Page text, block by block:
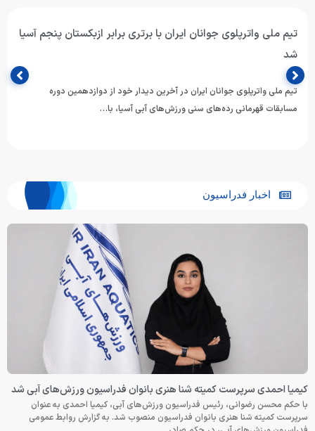
تیم ملی واترپلوی جوانان ایران با برتری برابر ازبکستان پنجم آسیا
شد
تیم ملی واترپلوی جوانان ایران در آخرین دیدار خود از دوازدهمین دوره
مسابقات قهرمانی رده‌های سنی ورزش‌های آبی آسیا، با…
اخبار فدراسیون
کیمیا احمدی سرپرست کمیته شنا هنری بانوان فدراسیون ورزش‌های آبی شد
با حکم محسن رضوانی، رئیس فدراسیون ورزش‌های آبی، کیمیا احمدی به عنوان
سرپرست کمیته شنا هنری بانوان فدراسیون منصوب شد. به گزارش روابط عمومی